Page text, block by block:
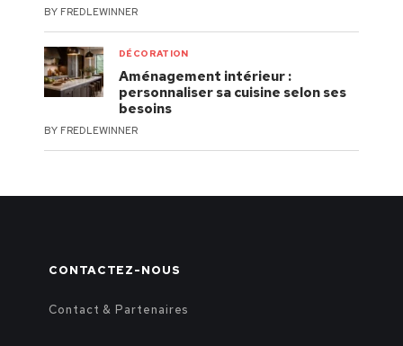
BY FREDLEWINNER
DÉCORATION
Aménagement intérieur :
personnaliser sa cuisine selon ses
besoins
BY FREDLEWINNER
CONTACTEZ-NOUS
Contact & Partenaires